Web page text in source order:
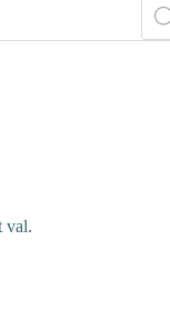
val.